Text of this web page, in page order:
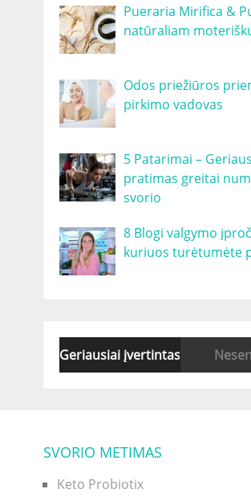
Pueraria Mirifica &
natūraliam
Odos priežiūros
pirkimo vadovas
5 Patarimai –
pratimas greitai
svorio
8 Blogi valgymo
kuriuos turėtumėte
Geriausiai įvertintas
SVORIO METIMAS
Keto Probiotix